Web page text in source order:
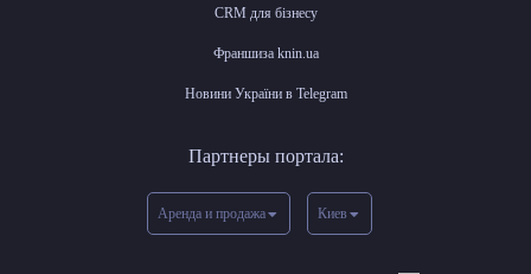
CRM для бізнесу
Франшиза knin.ua
Новини України в Telegram
Партнеры портала:
Аренда и продажа Киев